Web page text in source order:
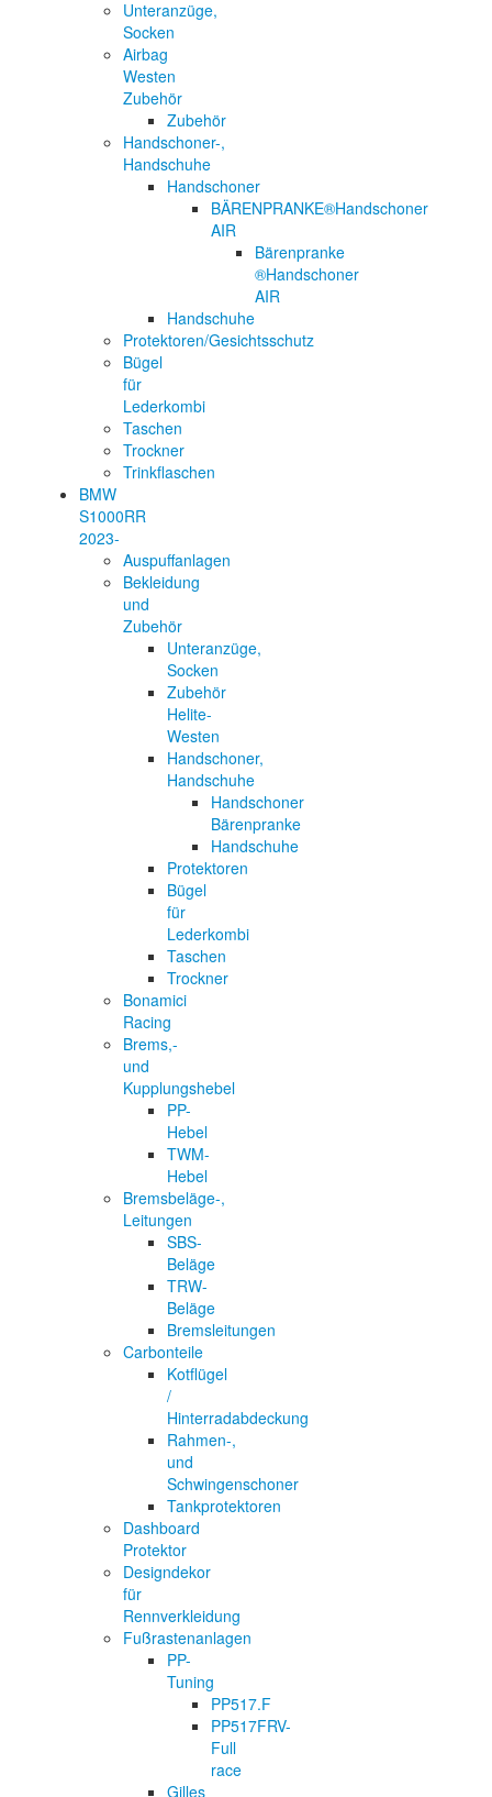
Unteranzüge,
Socken
Airbag
Westen
Zubehör
Zubehör
Handschoner-,
Handschuhe
Handschoner
BÄRENPRANKE®Handschoner
AIR
Bärenpranke
®Handschoner
AIR
Handschuhe
Protektoren/Gesichtsschutz
Bügel
für
Lederkombi
Taschen
Trockner
Trinkflaschen
BMW
S1000RR
2023-
Auspuffanlagen
Bekleidung
und
Zubehör
Unteranzüge,
Socken
Zubehör
Helite-
Westen
Handschoner,
Handschuhe
Handschoner
Bärenpranke
Handschuhe
Protektoren
Bügel
für
Lederkombi
Taschen
Trockner
Bonamici
Racing
Brems,-
und
Kupplungshebel
PP-
Hebel
TWM-
Hebel
Bremsbeläge-,
Leitungen
SBS-
Beläge
TRW-
Beläge
Bremsleitungen
Carbonteile
Kotflügel
/
Hinterradabdeckung
Rahmen-,
und
Schwingenschoner
Tankprotektoren
Dashboard
Protektor
Designdekor
für
Rennverkleidung
Fußrastenanlagen
PP-
Tuning
PP517.F
PP517FRV-
Full
race
Gilles